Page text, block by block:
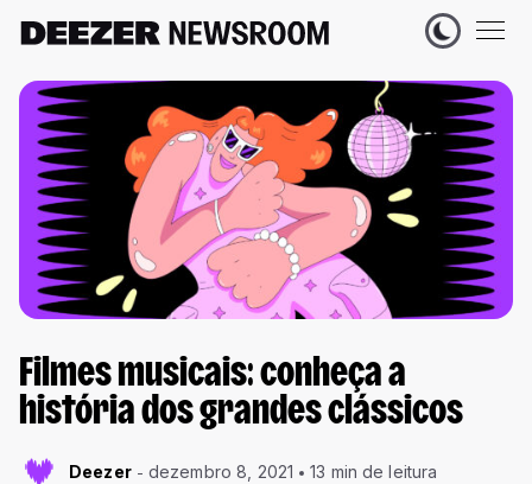
Filmes musicais: conheça a
história dos grandes clássicos
Deezer dezembro 8, 2021 13 min de leitura